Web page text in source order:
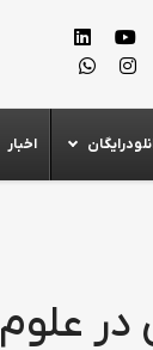
اخبار
در علوم